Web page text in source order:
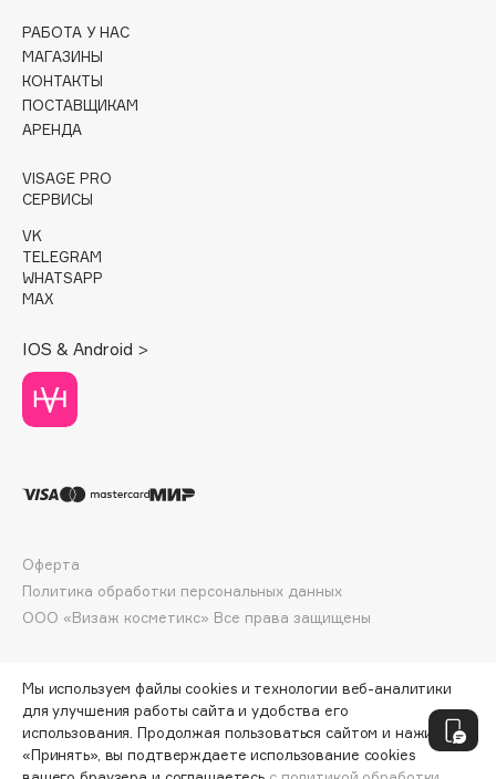
D
d'Alba
DABO
DARLING*
Darphin
Davines
Deonica
Dior
Divage
Dolce & Gabbana
Dorco
Dr.Althea
РАБОТА У НАС
МАГАЗИНЫ
КОНТАКТЫ
ПОСТАВЩИКАМ
АРЕНДА
VISAGE PRO
СЕРВИСЫ
VK
TELEGRAM
WHATSAPP
MAX
IOS & Android >
ООО «Визаж косметикс» Все права защищены
Оферта
Политика обработки персональных данных
Мы используем файлы cookies и технологии веб-аналитики
для улучшения работы сайта и удобства его
использования. Продолжая пользоваться сайтом и нажимая
«Принять», вы подтверждаете использование cookies